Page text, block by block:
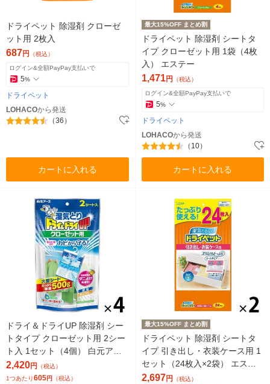
ドライペット 除湿剤 クローゼ
ット用 2枚入
687円 （税込）
ログイン&全額PayPay支払いで
5%
ドライペット
LOHACOから発送
（36）
カートに入れる
最大15%OFF まとめ割
ドライペット 除湿剤 シートタ
イプ クローゼット用 1袋（4枚
入） エステー
1,471円 （税込）
ログイン&全額PayPay支払いで
5%
ドライペット
LOHACOから発送
（10）
カートに入れる
ドライ＆ドライUP 除湿剤 シー
トタイプ クローゼット用 2シー
ト入 1セット（4個） 白元アー
ス
2,420円
（税込）
1つあたり605円 （税込）
最大15%OFF まとめ割
ドライペット 除湿剤 シートタ
イプ 引き出し・衣装ケース用 1
セット（24枚入×2袋） エステ
ー
2,697円
（税込）